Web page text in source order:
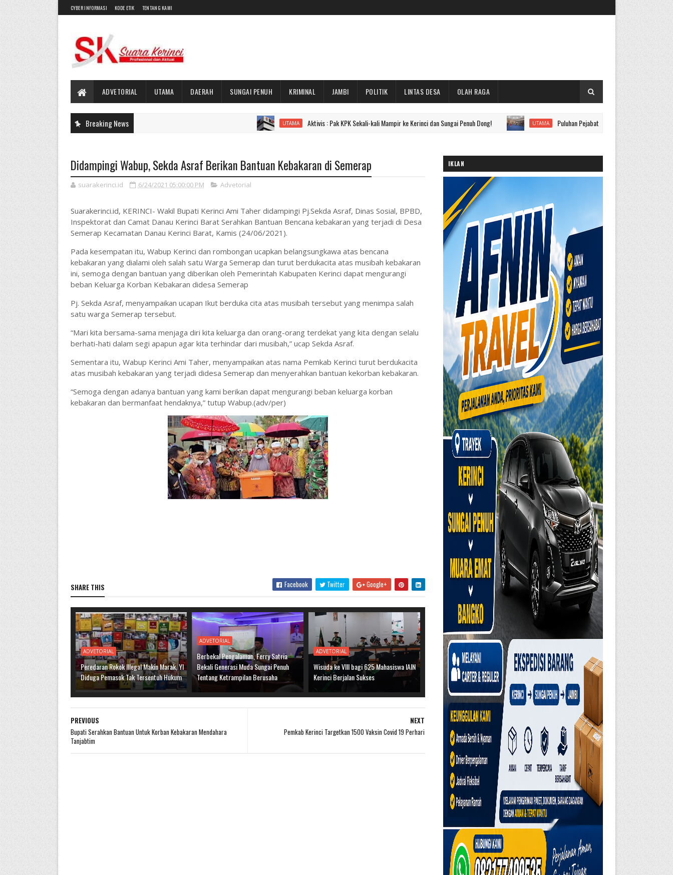
CYBER INFORMASI KODE ETIK TENTANG KAMI
ADVETORIAL UTAMA DAERAH SUNGAI PENUH KRIMINAL JAMBI POLITIK LINTAS DESA OLAH RAGA
Breaking News UTAMA Aktivis : Pak KPK Sekali-kali Mampir ke Kerinci dan Sungai Penuh Dong! UTAMA Puluhan Pejabat Eselon II hingga IV Pemkot Sungai
Didampingi Wabup, Sekda Asraf Berikan Bantuan Kebakaran di Semerap
suarakerinci.id 6/24/2021 05:00:00 PM Advetorial
Suarakerinci.id, KERINCI- Wakil Bupati Kerinci Ami Taher didampingi Pj.Sekda Asraf, Dinas Sosial, BPBD,
Inspektorat dan Camat Danau Kerinci Barat Serahkan Bantuan Bencana kebakaran yang terjadi di Desa
Semerap Kecamatan Danau Kerinci Barat, Kamis (24/06/2021).
Pada kesempatan itu, Wabup Kerinci dan rombongan ucapkan belangsungkawa atas bencana
kebakaran yang dialami oleh salah satu Warga Semerap dan turut berdukacita atas musibah kebakaran
ini, semoga dengan bantuan yang diberikan oleh Pemerintah Kabupaten Kerinci dapat mengurangi
beban Keluarga Korban Kebakaran didesa Semerap
Pj. Sekda Asraf, menyampaikan ucapan Ikut berduka cita atas musibah tersebut yang menimpa salah
satu warga Semerap tersebut.
“Mari kita bersama-sama menjaga diri kita keluarga dan orang-orang terdekat yang kita dengan selalu
berhati-hati dalam segi apapun agar kita terhindar dari musibah,” ucap Sekda Asraf.
Sementara itu, Wabup Kerinci Ami Taher, menyampaikan atas nama Pemkab Kerinci turut berdukacita
atas musibah kebakaran yang terjadi didesa Semerap dan menyerahkan bantuan kekorban kebakaran.
“Semoga dengan adanya bantuan yang kami berikan dapat mengurangi beban keluarga korban
kebakaran dan bermanfaat hendaknya,” tutup Wabup.(adv/per)
SHARE THIS Facebook Twitter Google+
ADVETORIAL
Peredaran Rokok Illegal Makin Marak, YI
Diduga Pemasok Tak Tersentuh Hukum
ADVETORIAL
Berbekal Pengalaman, Ferry Satria
Bekali Generasi Muda Sungai Penuh
Tentang Ketrampilan Berusaha
ADVETORIAL
Wisuda ke VIII bagi 625 Mahasiswa IAIN
Kerinci Berjalan Sukses
NEXT
Pemkab Kerinci Targetkan 1500 Vaksin Covid 19 Perhari
PREVIOUS
Bupati Serahkan Bantuan Untuk Korban Kebakaran Mendahara
Tanjabtim
IKLAN